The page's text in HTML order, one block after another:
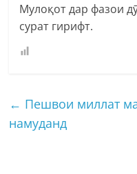
Мулоқот дар фазои
сурат гирифт.
← Пешвои миллат
намуданд